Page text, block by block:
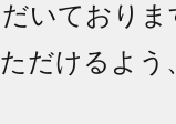
いておりま
だけるよ